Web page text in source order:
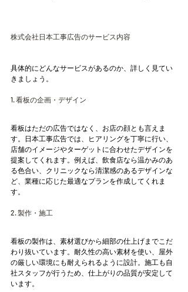
株式会社日本工事広告のサービス内容
具体的にどんなサービスがあるのか、詳しく見てい
きましょう。
1. 看板の企画・デザイン
看板はただの広告ではなく、お店の顔とも言えま
す。日本工事広告では、ヒアリングを丁寧に行い、
店舗のイメージやターゲットに合わせたデザインを
提案してくれます。例えば、飲食店なら温かみのあ
る色合い、クリニックなら清潔感のあるデザインな
ど、業種に応じた最適なプランを作成してくれま
す。
2. 製作・施工
看板の製作は、素材選びから細部の仕上げまでこだ
わり抜いています。耐久性の高い素材を使い、屋外
の厳しい環境にも耐えられるように設計。施工も自
社スタッフが行うため、仕上がりの品質が安定して
います。